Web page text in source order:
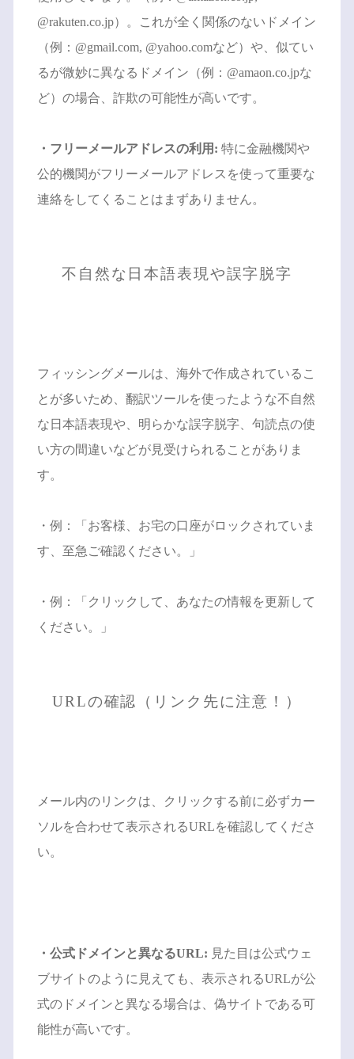
@rakuten.co.jp）。これが全く関係のないドメイン
（例：@gmail.com, @yahoo.comなど）や、似てい
るが微妙に異なるドメイン（例：@amaon.co.jpな
ど）の場合、詐欺の可能性が高いです。
・フリーメールアドレスの利用: 特に金融機関や
公的機関がフリーメールアドレスを使って重要な
連絡をしてくることはまずありません。
不自然な日本語表現や誤字脱字
フィッシングメールは、海外で作成されているこ
とが多いため、翻訳ツールを使ったような不自然
な日本語表現や、明らかな誤字脱字、句読点の使
い方の間違いなどが見受けられることがありま
す。
・例：「お客様、お宅の口座がロックされていま
す、至急ご確認ください。」
・例：「クリックして、あなたの情報を更新して
ください。」
URLの確認（リンク先に注意！）
メール内のリンクは、クリックする前に必ずカー
ソルを合わせて表示されるURLを確認してくださ
い。
・公式ドメインと異なるURL: 見た目は公式ウェ
ブサイトのように見えても、表示されるURLが公
式のドメインと異なる場合は、偽サイトである可
能性が高いです。